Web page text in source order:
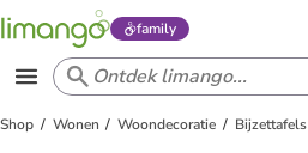
family
Shop Wonen Woondecoratie Bijzettafels